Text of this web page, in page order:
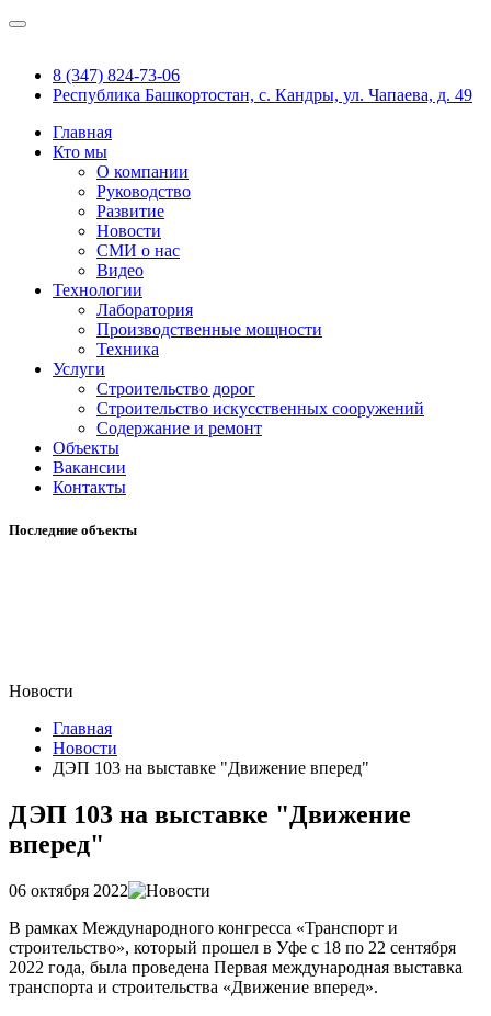
8 (347) 824-73-06
Республика Башкортостан, с. Кандры, ул. Чапаева, д. 49
Главная
Кто мы
О компании
Руководство
Развитие
Новости
СМИ о нас
Видео
Технологии
Лаборатория
Производственные мощности
Техника
Услуги
Строительство дорог
Строительство искусственных сооружений
Содержание и ремонт
Объекты
Вакансии
Контакты
Последние объекты
Новости
Главная
Новости
ДЭП 103 на выставке "Движение вперед"
ДЭП 103 на выставке "Движение
вперед"
06 октября 2022
В рамках Международного конгресса «Транспорт и
строительство», который прошел в Уфе с 18 по 22 сентября
2022 года, была проведена Первая международная выставка
транспорта и строительства «Движение вперед».